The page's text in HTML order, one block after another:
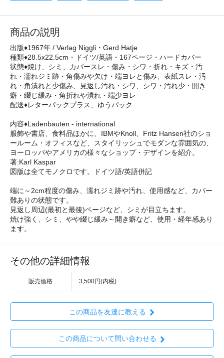
商品の説明
出版♦1967年 / Verlag Niggli・Gerd Hatje
種類♦28.5x22.5cm・ドイツ/英語・167ページ・ハードカバー
状態♦焼け、シミ、カバースレ・傷み・シワ・折れ・キズ・汚
れ・濡れジミ跡・角傷みや欠け・端ヨレと傷み、表紙スレ・汚
れ・角潰れと少傷み、見返し汚れ・シワ、シワ・汚れ少・開き
癖・綴じ緩み・角折れや潰れ・端少ヨレ
配送♦レターパックプラス、ゆうパック
内容♦Ladenbauten - international.
服飾や書店、食料品ほかに、IBMやKnoll、Fritz Hansen社のショ
ールーム・オフィスなど、スタイリッシュでモダンな雰囲気の、
ヨーロッパやアメリカの様々なショップ・デザインを紹介。
著:Karl Kaspar
図版は全てモノクロです。ドイツ語/英語併記
端に～2cm程度の傷み、濡れジミ跡や汚れ、使用感など、カバー
難ありの状態です。
見返し周辺(最初と最後)ページなど、シミが目立ちます。
焼け強く、シミ、やや綴じ緩み～開き癖など、使用・経年感あり
ます。
その他の詳細情報
販売価格 3,500円(内税)
この商品を友達に教える
この商品について問い合わせる